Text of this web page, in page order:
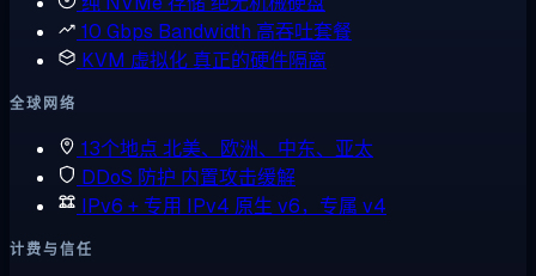
10 Gbps Bandwidth 高吞吐套餐
KVM 虚拟化 真正的硬件隔离
全球网络
13个地点 北美、欧洲、中东、亚太
DDoS 防护 内置攻击缓解
IPv6 + 专用 IPv4 原生 v6，专属 v4
计费与信任